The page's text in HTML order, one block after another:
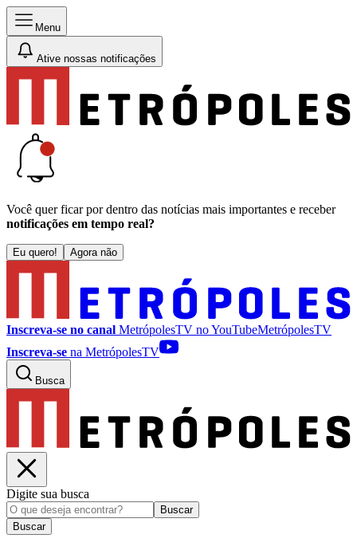
Menu
Ative nossas notificações
Você quer ficar por dentro das notícias mais importantes e receber
notificações em tempo real?
Eu quero! Agora não
Inscreva-se no canal MetrópolesTV noYouTubeMetrópolesTV
Inscreva-se na MetrópolesTV
Busca
Digite sua busca
Buscar
Buscar